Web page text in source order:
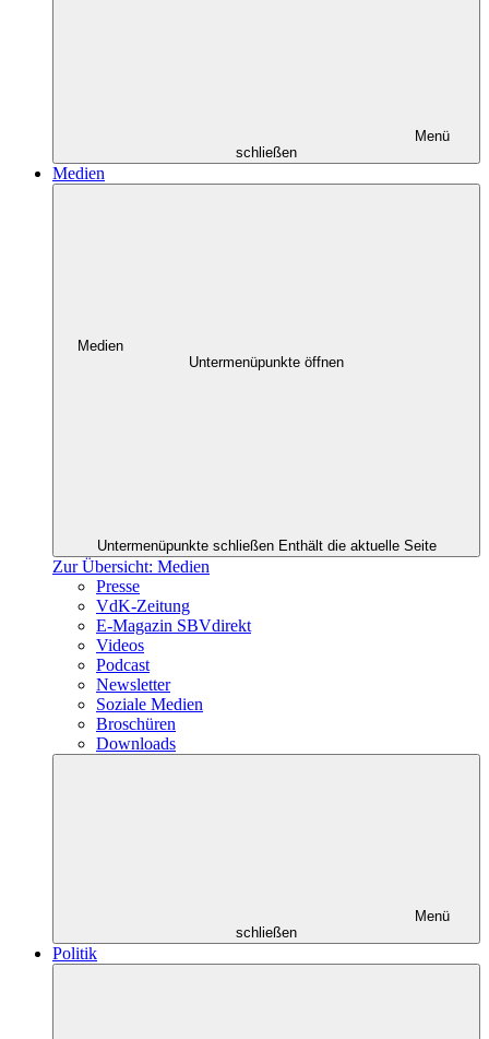
Menü
schließen
Medien
Medien
Untermenüpunkte öffnen
Untermenüpunkte schließen Enthält die aktuelle Seite
Zur Übersicht: Medien
Presse
VdK-Zeitung
E-Magazin SBVdirekt
Videos
Podcast
Newsletter
Soziale Medien
Broschüren
Downloads
Menü
schließen
Politik